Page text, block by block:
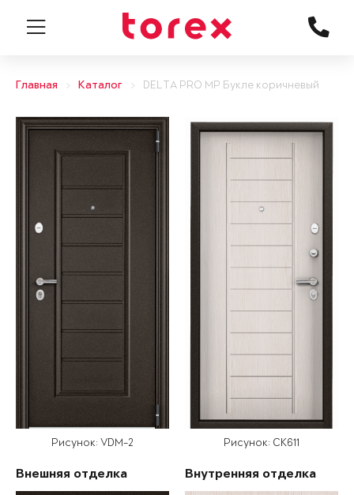
Главная Каталог DELTA PRO MP Букле коричневый
Рисунок: VDM-2
Внешняя отделка
Рисунок: СК611
Внутренняя отделка